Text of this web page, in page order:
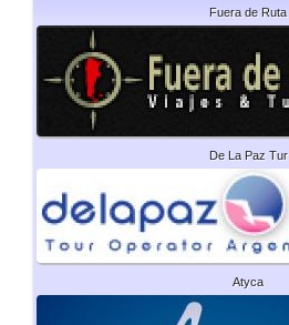
Fuera de Ruta
De La Paz Tur
Atyca